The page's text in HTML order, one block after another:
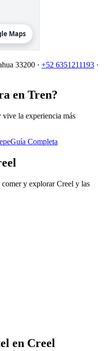
33200 · +52 6351211193 ·
en Tren?
vive la experiencia más
Guía Completa
comer y explorar Creel y las
en Creel